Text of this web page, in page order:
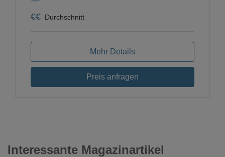
€€ Durchschnitt
Mehr Details
Preis anfragen
Interessante Magazinartikel